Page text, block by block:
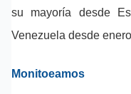
su mayoría desde
Venezuela desde
Monitoeamos